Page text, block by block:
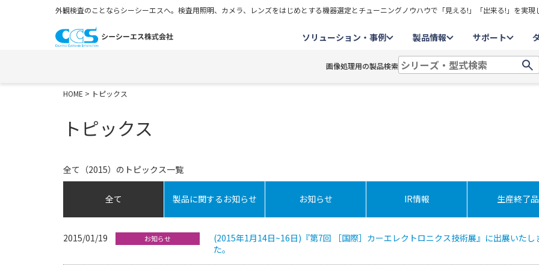
外観検査のことならシーシーエスへ。検査用照明、カメラ、レンズをはじめとする機器選定とチューニングノウハウで「見える!」「出来る!」を実現
ソリューション・事例 製品情報 サポート
画像処理用の製品検索
HOME > トピックス
トピックス
全て（2015）のトピックス一覧
全て 製品に関するお知らせ お知らせ IR情報 生産終了品
2015/01/19 お知らせ
(2015年1月14日~16日)『第7回 ［国際］カーエレクトロニクス技術展』に出展いたし
た。